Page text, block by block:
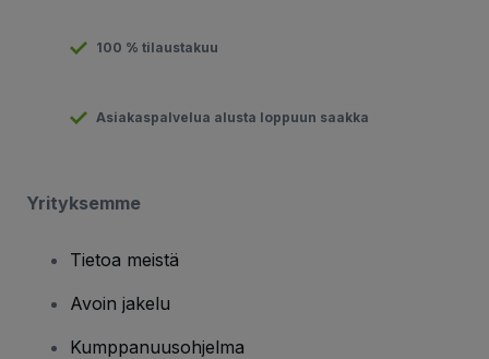
100 % tilaustakuu
Asiakaspalvelua alusta loppuun saakka
Yrityksemme
Tietoa meistä
Avoin jakelu
Kumppanuusohjelma